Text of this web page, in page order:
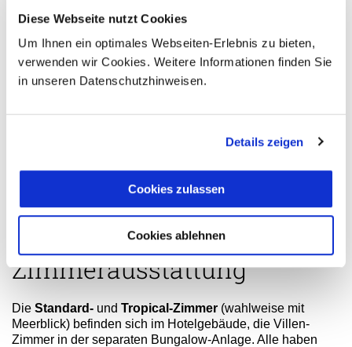
Diese Webseite nutzt Cookies
Um Ihnen ein optimales Webseiten-Erlebnis zu bieten,
verwenden wir Cookies. Weitere Informationen finden Sie
in unseren Datenschutzhinweisen.
Details zeigen
Cookies zulassen
Cookies ablehnen
Reitmöglichkeit, die ca. 200 m entfernt ist, gegen Gebühr.
Verpflegung All Inclusive: Vollpension (Buffets, à la carte
sowie lokale und eine Auswahl an internationalen
Kinder: Kinderfreundliche Gastronomie, Kinderessen oder
vorgezogene Essenszeiten (ca. 18.00 Uhr),
Kinderbecken, bespielbare Grünflächen, Kinderanimation
(in Englisch), Miniclub (4-12 Jahre, 9.00-17.00 Uhr),
Kinderdisko. Babybetten und Babysitter auf Anfrage.
Zimmerausstattung
Die Standard- und Tropical-Zimmer (wahlweise mit
Meerblick) befinden sich im Hotelgebäude, die Villen-
Zimmer in der separaten Bungalow-Anlage. Alle haben